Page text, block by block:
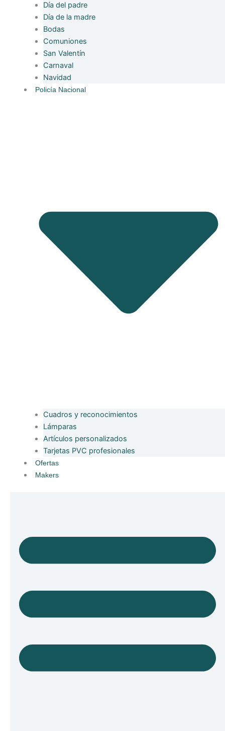
Día del padre
Día de la madre
Bodas
Comuniones
San Valentín
Carnaval
Navidad
Policía Nacional
Cuadros y reconocimientos
Lámparas
Artículos personalizados
Tarjetas PVC profesionales
Ofertas
Makers